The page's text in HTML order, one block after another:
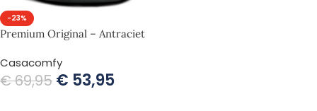
-23%
Premium Original – Antraciet
Casacomfy
€69,95 € 53,95